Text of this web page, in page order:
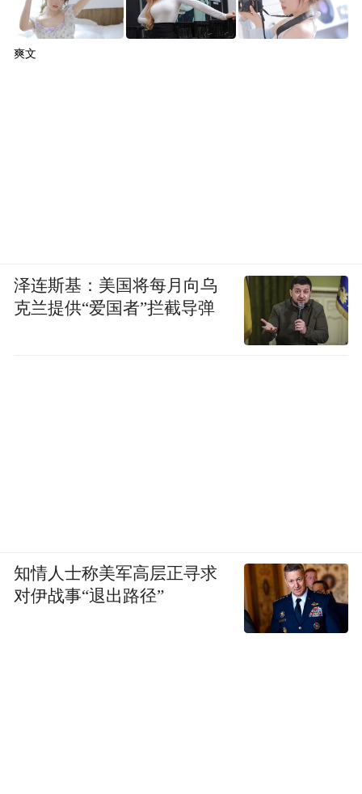
爽文
泽连斯基：美国将每月向乌
克兰提供“爱国者”拦截导弹
知情人士称美军高层正寻求
对伊战事“退出路径”